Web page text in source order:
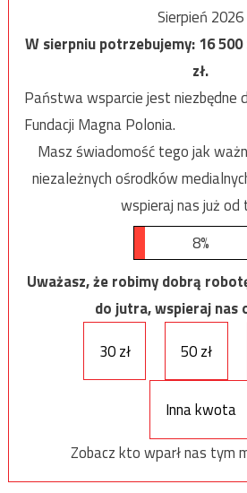
Sierpień 2026
W sierpniu potrzebujemy:16 500
zł.
Państwa wsparcie jest niezbędne
Fundacji Magna Polonia.
Masz świadomość tego jak
niezależnych ośrodków
wspieraj nas już od
8%
Uważasz, że robimy dobrą
do jutra, wspieraj nas
30 zł
50 zł
Inna kwota
Zobacz kto wparł nas tym